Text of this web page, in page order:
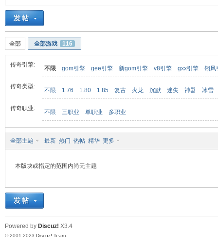
»
全部 全部游戏 116
传奇引擎:
不限 gom引擎 gee引擎 新gom引擎 v8引擎 gxx引擎 翎风
传奇类型:
不限 1.76 1.80 1.85 复古 火龙 沉默 迷失 神器 冰雪
传奇职业:
不限 三职业 单职业 多职业
全部主题 最新 热门 热帖 精华 更多
本版块或指定的范围内尚无主题
Powered by Discuz! X3.4
© 2001-2023 Discuz! Team.